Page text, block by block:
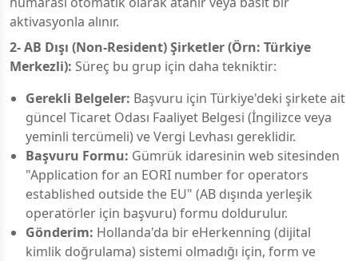
aktivasyonla alınır.
2- AB Dışı (Non-Resident) Şirketler (Örn: Türkiye
Merkezli): Süreç bu grup için daha tekniktir:
Gerekli Belgeler: Başvuru için Türkiye'deki şirkete ait
güncel Ticaret Odası Faaliyet Belgesi (İngilizce veya
yeminli tercümeli) ve Vergi Levhası gereklidir.
Başvuru Formu: Gümrük idaresinin web sitesinden
"Application for an EORI number for operators
established outside the EU" (AB dışında yerleşik
operatörler için başvuru) formu doldurulur.
Gönderim: Hollanda'da bir eHerkenning (dijital
kimlik doğrulama) sistemi olmadığı için, form ve